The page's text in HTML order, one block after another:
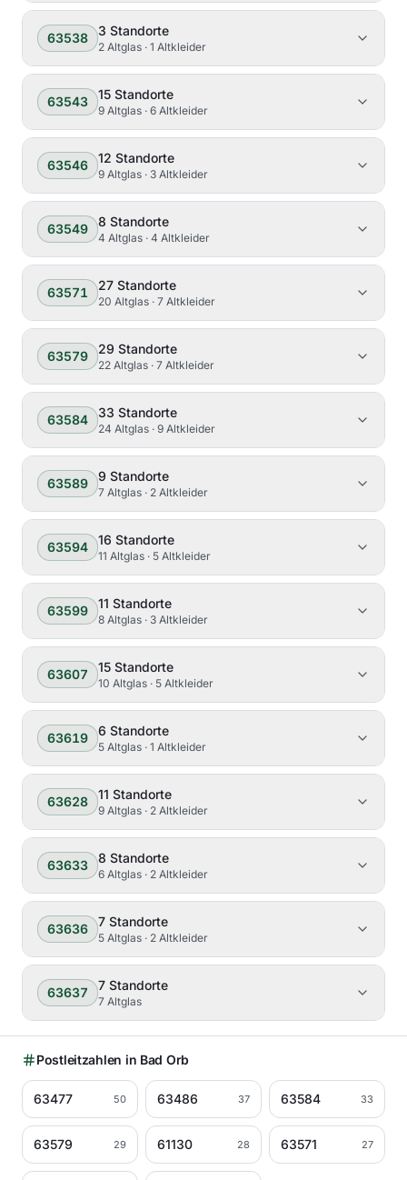
63538 3 Standorte
2 Altglas · 1 Altkleider
63543 15 Standorte
9 Altglas · 6 Altkleider
63546 12 Standorte
9 Altglas · 3 Altkleider
63549 8 Standorte
4 Altglas · 4 Altkleider
63571 27 Standorte
20 Altglas · 7 Altkleider
63579 29 Standorte
22 Altglas · 7 Altkleider
63584 33 Standorte
24 Altglas · 9 Altkleider
63589 9 Standorte
7 Altglas · 2 Altkleider
63594 16 Standorte
11 Altglas · 5 Altkleider
63599 11 Standorte
8 Altglas · 3 Altkleider
63607 15 Standorte
10 Altglas · 5 Altkleider
63619 6 Standorte
5 Altglas · 1 Altkleider
63628 11 Standorte
9 Altglas · 2 Altkleider
63633 8 Standorte
6 Altglas · 2 Altkleider
63636 7 Standorte
5 Altglas · 2 Altkleider
63637 7 Standorte
7 Altglas
Postleitzahlen in Bad Orb
63477 50 63486 37 63584 33
63579 29 61130 28 63571 27